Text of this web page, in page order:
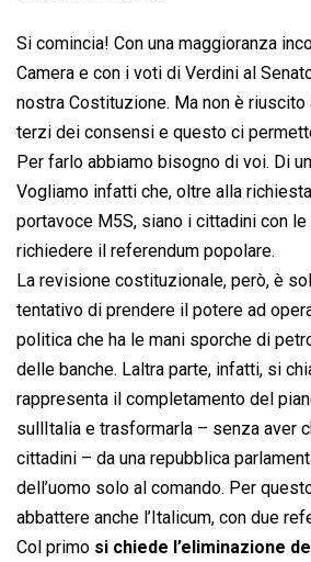
b
o
o
k
s
A
p
p
e
d
I
n
a
d
s
l
L
i
n
k
Si comincia! Con una maggioranza
Camera e con i voti di Verdini al
nostra Costituzione. Ma non è riuscito
terzi dei consensi e questo ci
Per farlo abbiamo bisogno di voi. Di
Vogliamo infatti che, oltre alla
portavoce M5S, siano i cittadini con
richiedere il referendum popolare.
La revisione costituzionale, però, è
tentativo di prendere il potere ad
politica che ha le mani sporche di
delle banche. Laltra parte, infatti, si
rappresenta il completamento del
sullItalia e trasformarla – senza aver
cittadini – da una repubblica
dell’uomo solo al comando. Per
abbattere anche l’Italicum, con due
Col primo si chiede l’eliminazione